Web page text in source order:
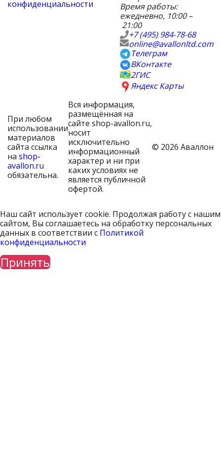
конфиденциальности
Время работы:
ежедневно, 10:00 –
21:00
+7 (495) 984-78-68
online@avallonltd.com
Телеграм
ВКонтакте
2ГИС
Яндекс Карты
При любом
использовании
материалов
сайта ссылка
на shop-
avallon.ru
обязательна.
Вся информация,
размещённая на
сайте shop-avallon.ru,
носит
исключительно
информационный
характер и ни при
каких условиях не
является публичной
офертой.
© 2026 Аваллон
Наш сайт использует cookie. Продолжая работу с нашим
сайтом, Вы соглашаетесь на обработку персональных
данных в соответствии с Политикой
конфиденциальности
Принять